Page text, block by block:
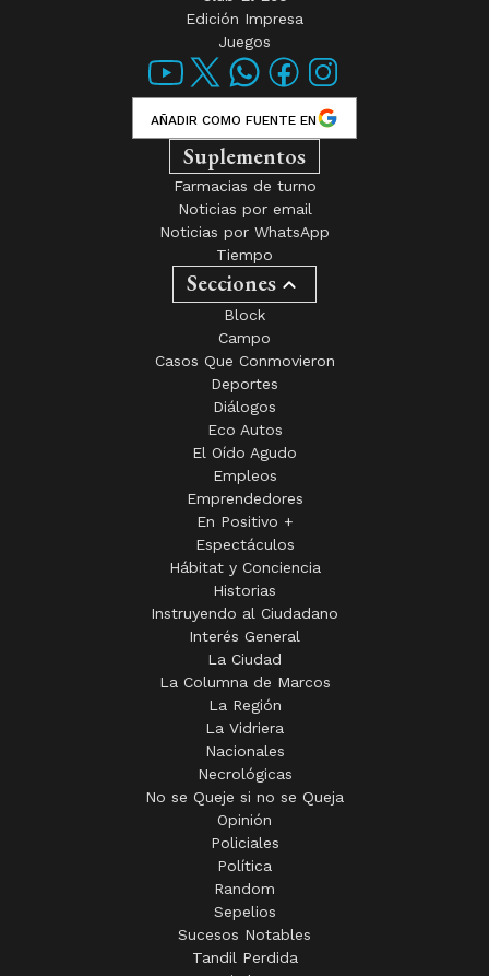
Noticias por email
Noticias por WhatsApp
Tiempo
Secciones
Block
Campo
Casos Que Conmovieron
Deportes
Diálogos
Eco Autos
El Oído Agudo
Empleos
Emprendedores
En Positivo +
Espectáculos
Hábitat y Conciencia
Historias
Instruyendo al Ciudadano
Interés General
La Ciudad
La Columna de Marcos
La Región
La Vidriera
Nacionales
Necrológicas
No se Queje si no se Queja
Opinión
Policiales
Política
Random
Sepelios
Sucesos Notables
Tandil Perdida
Virales
ZIP
2008 - 2025 | El Eco Multimedios © Todos los derechos
reservados.· www.eleco.com.ar · Registro de Prop. Intelectual: